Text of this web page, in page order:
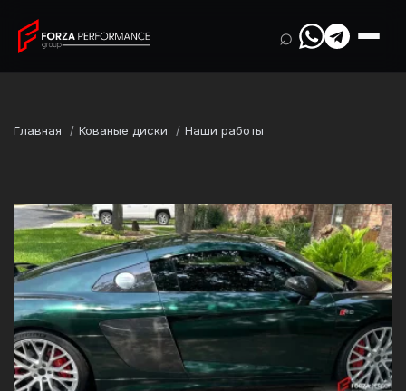
⌕
Главная Кованые диски Наши работы
Марка
Audi
Модель
A5 / S5 / RS5